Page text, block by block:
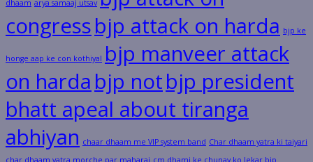
dhaam arya samaaj utsav
congressbjp attack on harda bjp ke
honge aap ke con kothiyal bjp manveer attack
on harda bjp notbjp president
bhatt apeal about tiranga
abhiyan chaar dhaam me VIP system band Char dhaam yatra ki taiyari
char dhaam yatra morche par maharaj cm dhami ke chunav ko lekar bjp